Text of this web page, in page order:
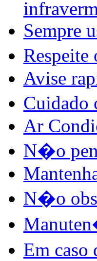
Sempre
Respeite
Avise
Cuidado
Ar
N�o
N�o
Em caso